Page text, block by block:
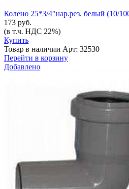
Колено 25*3/4"нар.рез. белый (10/
173 руб.
(в т.ч. НДС 22%)
Купить
Товар в наличии Арт: 32530
Перейти в корзину
Добавлено